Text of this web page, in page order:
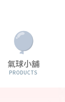
氣球小舖
PRODUCTS